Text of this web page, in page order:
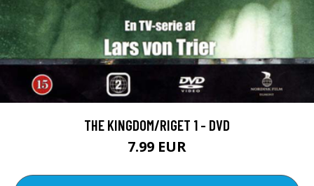
THE KINGDOM/RIGET 1 - DVD
7.99 EUR